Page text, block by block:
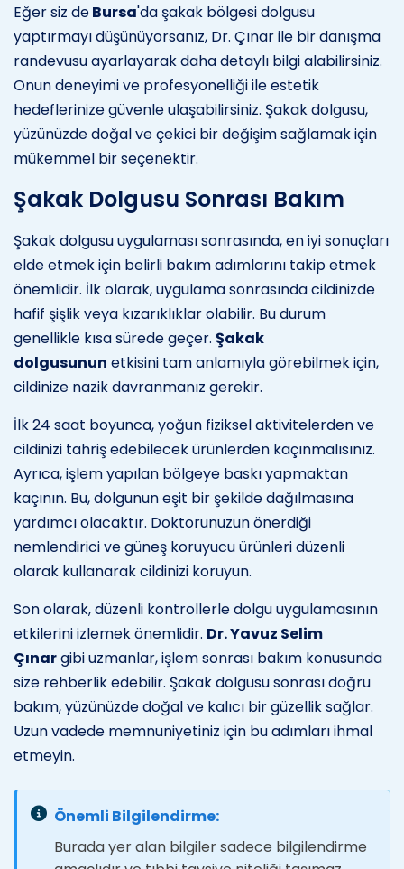
Eğer siz deBursa'da şakak bölgesi dolgusu
yaptırmayı düşünüyorsanız, Dr. Çınar ile bir danışma
randevusu ayarlayarak daha detaylı bilgi alabilirsiniz.
Onun deneyimi ve profesyonelliği ile estetik
hedeflerinize güvenle ulaşabilirsiniz. Şakak dolgusu,
yüzünüzde doğal ve çekici bir değişim sağlamak için
mükemmel bir seçenektir.
Şakak Dolgusu Sonrası Bakım
Şakak dolgusu uygulaması sonrasında, en iyi sonuçları
elde etmek için belirli bakım adımlarını takip etmek
önemlidir. İlk olarak, uygulama sonrasında cildinizde
hafif şişlik veya kızarıklıklar olabilir. Bu durum
genellikle kısa sürede geçer. Şakak
dolgusunun etkisini tam anlamıyla görebilmek için,
cildinize nazik davranmanız gerekir.
İlk 24 saat boyunca, yoğun fiziksel aktivitelerden ve
cildinizi tahriş edebilecek ürünlerden kaçınmalısınız.
Ayrıca, işlem yapılan bölgeye baskı yapmaktan
kaçının. Bu, dolgunun eşit bir şekilde dağılmasına
yardımcı olacaktır. Doktorunuzun önerdiği
nemlendirici ve güneş koruyucu ürünleri düzenli
olarak kullanarak cildinizi koruyun.
Son olarak, düzenli kontrollerle dolgu uygulamasının
etkilerini izlemek önemlidir. Dr. Yavuz Selim
Çınargibi uzmanlar, işlem sonrası bakım konusunda
size rehberlik edebilir. Şakak dolgusu sonrası doğru
bakım, yüzünüzde doğal ve kalıcı bir güzellik sağlar.
Uzun vadede memnuniyetiniz için bu adımları ihmal
etmeyin.
Önemli Bilgilendirme:
Burada yer alan bilgiler sadece bilgilendirme